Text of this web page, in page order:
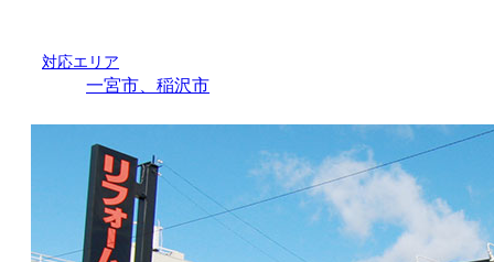
対応エリア
一宮市、稲沢市